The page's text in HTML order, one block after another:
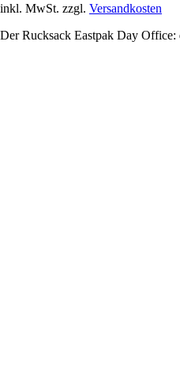
inkl. MwSt. zzgl. Versandkosten
Der Rucksack Eastpak Day Office: